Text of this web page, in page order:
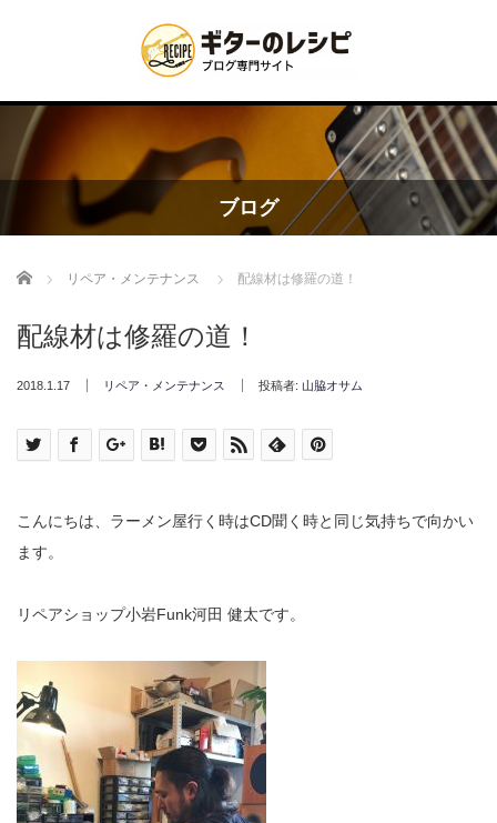
ブログ
Home リペア・メンテナンス 配線材は修羅の道！
配線材は修羅の道！
2018.1.17 リペア・メンテナンス 投稿者: 山脇オサム
こんにちは、ラーメン屋行く時はCD聞く時と同じ気持ちで向かい
ます。
リペアショップ小岩Funk河田 健太です。